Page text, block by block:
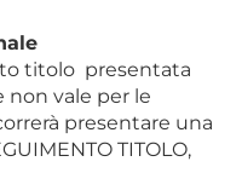
titolo presentata
non vale per le
presentare una
TITOLO,